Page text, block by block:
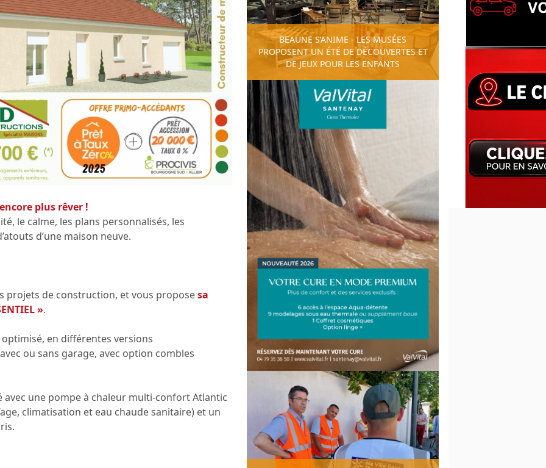
plus rêver !
le calme, les plans personnalisés, les
d’une maison neuve.
projets de construction, et vous proposesa
».
en différentes versions
ou sans garage, avec option combles
avec une pompe à chaleur multi-confort Atlantic
climatisation et eau chaude sanitaire) et un
BEAUNE S’ANIME - LES MUSÉES
PROPOSENT UN ÉTÉ DE DÉCOUVERTES ET
DE JEUX POUR LES ENFANTS